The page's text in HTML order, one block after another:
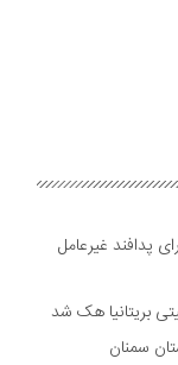
پدافند غیرعامل
سمنان